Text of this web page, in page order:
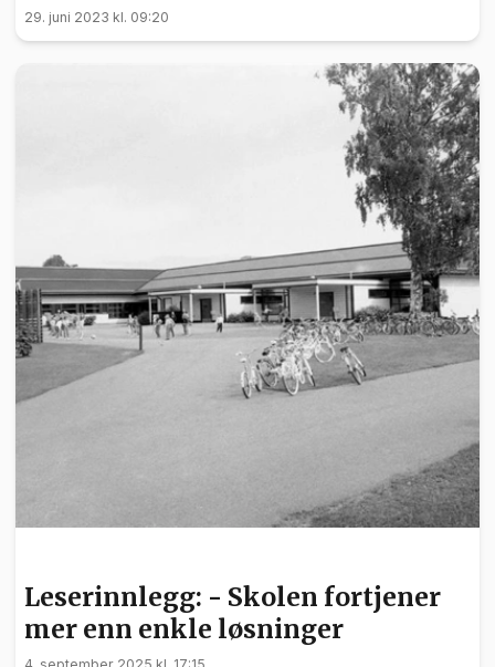
29. juni 2023 kl. 09:20
Leserinnlegg: - Skolen fortjener
mer enn enkle løsninger